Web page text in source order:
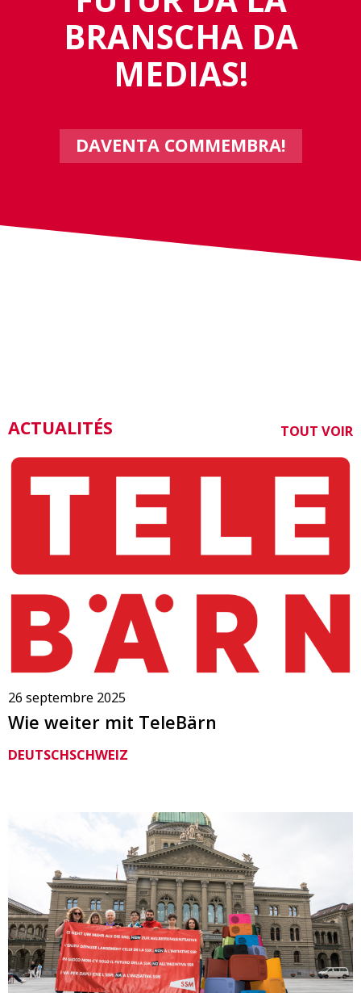
BRANSCHA DA
MEDIAS!
DAVENTA COMMEMBRA!
ACTUALITÉS TOUT VOIR
26 septembre 2025
Wie weiter mit TeleBärn
DEUTSCHSCHWEIZ